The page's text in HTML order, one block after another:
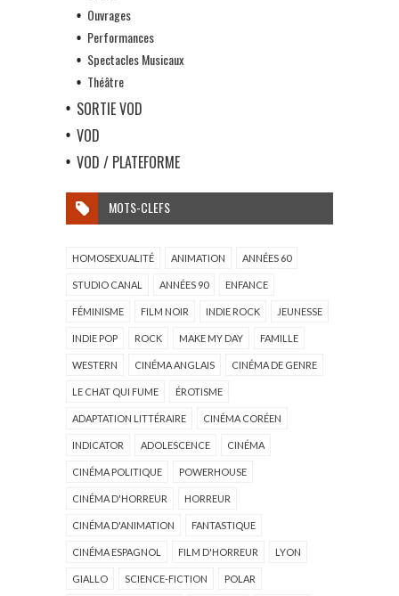
Ouvrages
Performances
Spectacles Musicaux
Théâtre
SORTIE VOD
VOD
VOD / PLATEFORME
MOTS-CLEFS
HOMOSEXUALITÉ ANIMATION ANNÉES 60
STUDIO CANAL ANNÉES 90 ENFANCE
FÉMINISME FILM NOIR INDIE ROCK JEUNESSE
INDIE POP ROCK MAKE MY DAY FAMILLE
WESTERN CINÉMA ANGLAIS CINÉMA DE GENRE
LE CHAT QUI FUME ÉROTISME
ADAPTATION LITTÉRAIRE CINÉMA CORÉEN
INDICATOR ADOLESCENCE CINÉMA
CINÉMA POLITIQUE POWERHOUSE
CINÉMA D'HORREUR HORREUR
CINÉMA D'ANIMATION FANTASTIQUE
CINÉMA ESPAGNOL FILM D'HORREUR LYON
GIALLO SCIENCE-FICTION POLAR